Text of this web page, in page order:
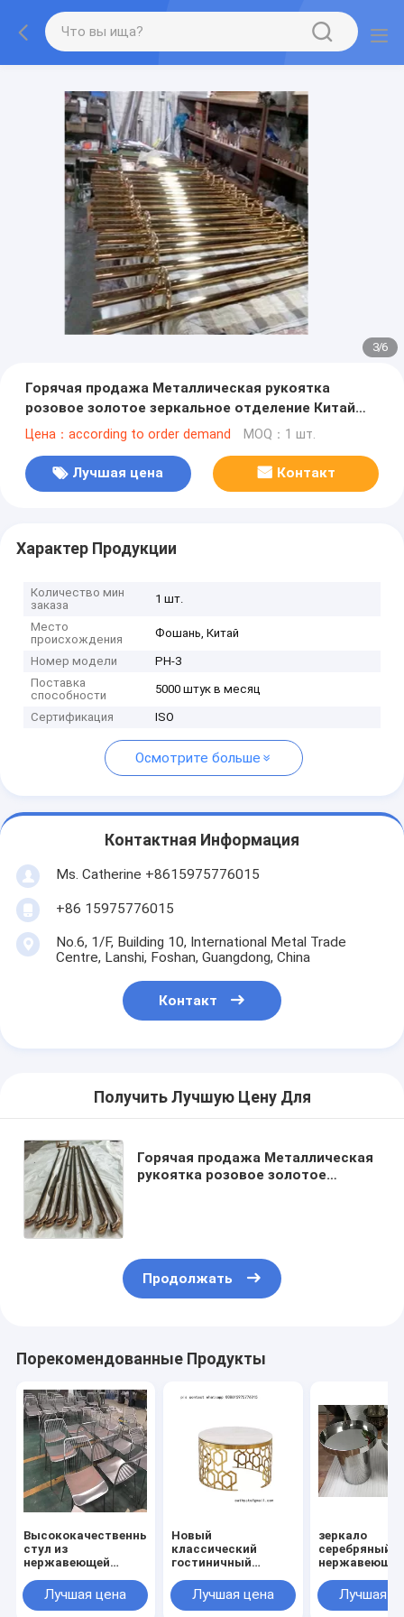
3/6
Горячая продажа Металлическая рукоятка
розовое золотое зеркальное отделение Китай
поставщик
Цена：according to order demand MOQ：1 шт.
Лучшая цена Контакт
Характер Продукции
Количество мин
заказа
1 шт.
Место
происхождения
Фошань, Китай
Номер модели
PH-3
Поставка
способности
5000 штук в месяц
Сертификация ISO
Осмотрите больше
Контактная Информация
Ms. Catherine +8615975776015
+86 15975776015
No.6, 1/F, Building 10, International Metal Trade
Centre, Lanshi, Foshan, Guangdong, China
Контакт
Получить Лучшую Цену Для
Горячая продажа Металлическая
рукоятка розовое золотое
Продолжать
Порекомендованные Продукты
Высококачественный
стул из
нержавеющей
расчищенной
отделкой из
Лучшая цена
Новый
классический
гостиничный
бронзовый цвет из
нержавеющей
Лучшая цена
зеркало
серебряный
круглый
Лучшая